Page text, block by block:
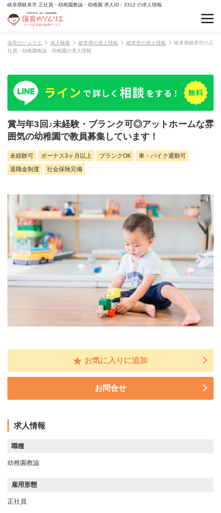
岐阜県岐阜市 正社員・幼稚園教諭・幼稚園 求人ID：3312 の求人情報
保育のソムリエ 求人検索 岐阜県の求人情報 岐阜市の求人情報
岐阜県岐阜市の正
社員・幼稚園教諭・幼稚園の求人情報
賞与年3回♪未経験・ブランク可◎アットホームな雰
囲気の幼稚園で教員募集しています！
未経験可 ボーナス3ヶ月以上 ブランクOK
車・バイク通勤可
退職金制度
社会保険完備
お気に入りに追加
お問合せ
求人情報
職種
幼稚園教諭
雇用形態
正社員